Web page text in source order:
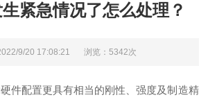
紧急情况了怎么处理？
9/20 17:08:21 浏览：5342次
件配置更具有相当的刚性、强度及制造精